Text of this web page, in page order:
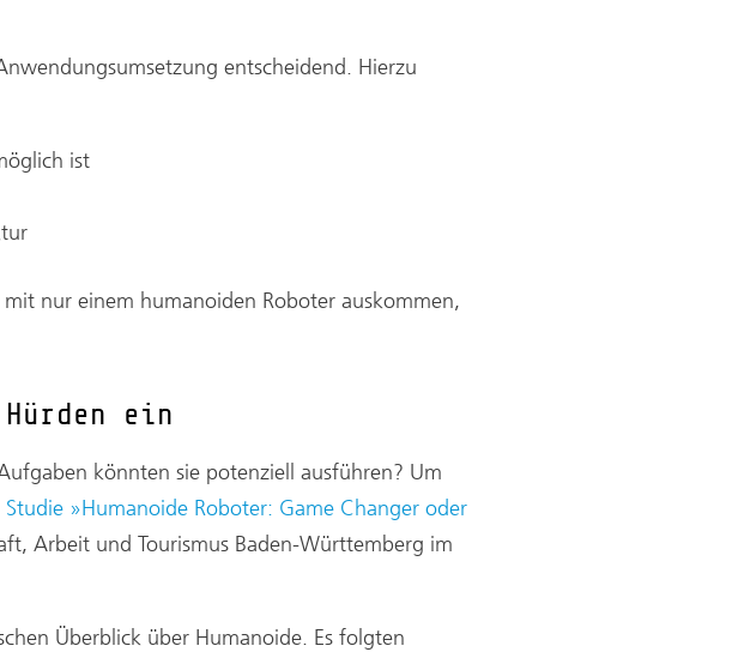
entscheidend. Hierzu
ist
nur einem humanoiden Roboter auskommen,
ein
könnten sie potenziell ausführen? Um
Studie »Humanoide Roboter: Game Changer oder
Arbeit und Tourismus Baden-Württemberg im
Überblick über Humanoide. Es folgten